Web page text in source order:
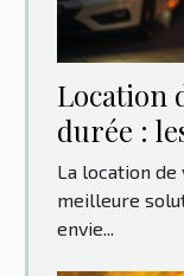
Location‌
‌durée‌ ‌:‌
La location de
meilleure
envie...